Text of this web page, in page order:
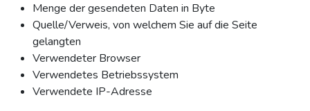
Menge der gesendeten Daten in Byte
Quelle/Verweis, von welchem Sie auf die Seite
gelangten
Verwendeter Browser
Verwendetes Betriebssystem
Verwendete IP-Adresse